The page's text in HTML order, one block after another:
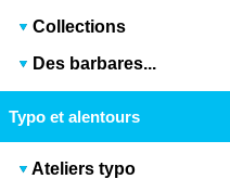
Collections
Des barbares...
Typo et alentours
Ateliers typo